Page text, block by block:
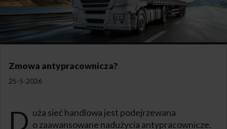
Zmowa antypracownicza?
25-5-2026
D uża sieć handlowa jest podejrzewana
o zaawansowane nadużycia antypracownicze.